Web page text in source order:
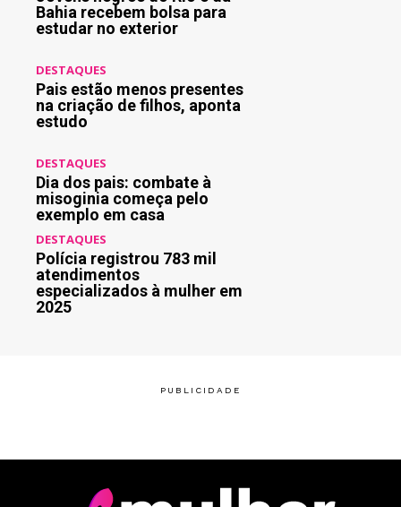
Bahia recebem bolsa para
estudar no exterior
DESTAQUES
Pais estão menos presentes
na criação de filhos, aponta
estudo
DESTAQUES
Dia dos pais: combate à
misoginia começa pelo
exemplo em casa
DESTAQUES
Polícia registrou 783 mil
atendimentos
especializados à mulher em
2025